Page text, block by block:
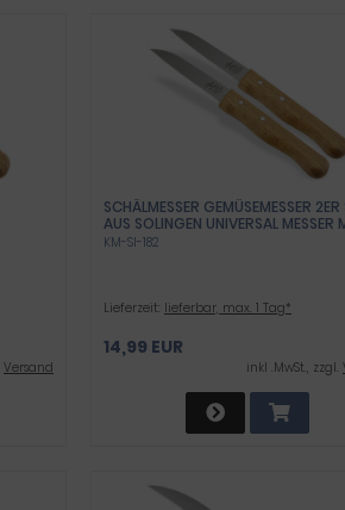
Versand
SCHÄLMESSER GEMÜSEMESSER 2ER
AUS SOLINGEN UNIVERSAL MESSER
IN GERMANY ALLZWECKMESSER MIT
KM-SI-182
Lieferzeit: lieferbar, max. 1 Tag*
14,99 EUR
inkl .MwSt., zzgl.